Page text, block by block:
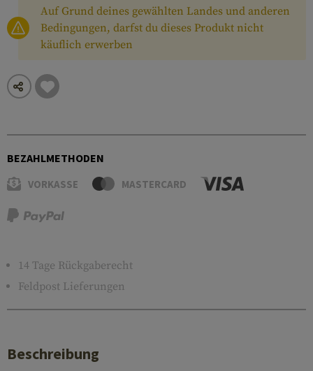
Auf Grund deines gewählten Landes und anderen
Bedingungen, darfst du dieses Produkt nicht
käuflich erwerben
BEZAHLMETHODEN
VORKASSE MASTERCARD
14 Tage Rückgaberecht
Feldpost Lieferungen
Beschreibung